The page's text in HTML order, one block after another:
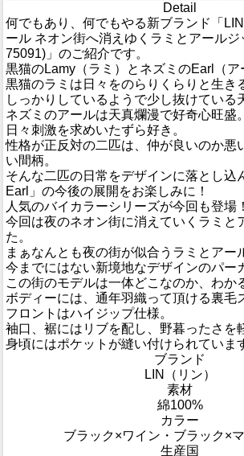
Detail
何でもあり、何でもやる新ブランド「
ール ネオン街へ消えゆくラミとアール
75091)」のご紹介です。
黒猫のLamy（ラミ）とネズミのEarl（ア
黒猫のラミは日々をのらりくらりと生き
しっかりしているようで少し抜けている
ネズミのアールは天真爛漫で好奇心旺盛。
日々刺激を求めいたずら好き。
性格が正反対の二匹は、仲が良いのか悪
い間柄。
そんな二匹の日常をデザインに落とし込
Earl」の今後の展開をお楽しみに！
人気のバイカラーシリーズが今回も登場！
今回は夜のネオン街に消えていくラミと
た。
まぁなんとも夜の街が似合うラミとアー
今までにはない新境地なデザインのパー
この街のモデルは一体どこなのか、わか
ボディーには、通年羽織って頂ける裏毛
フロントはハイジップ仕様。
袖口、裾にはリブを配し、野暮ったさを
身頃にはポケットが縫い付けられていま
ブランド
LIN（リン）
素材
綿100%
カラー
ブラック×ワイン・ブラック×
生産国